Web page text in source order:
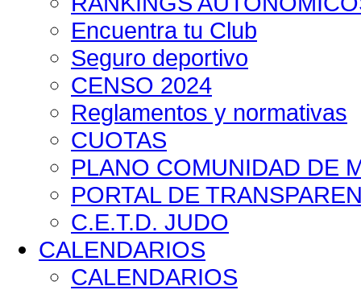
Encuentra tu Club
Seguro deportivo
CENSO 2024
Reglamentos y normativas
CUOTAS
PLANO COMUNIDAD DE
PORTAL DE
C.E.T.D. JUDO
CALENDARIOS
CALENDARIOS